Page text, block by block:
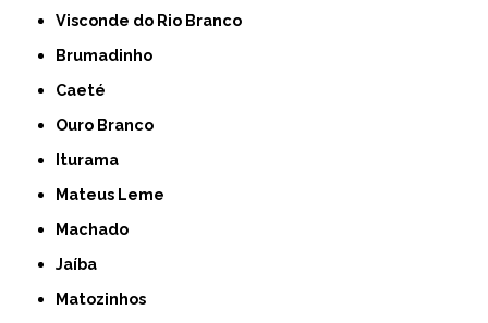
Visconde do Rio Branco
Brumadinho
Caeté
Ouro Branco
Iturama
Mateus Leme
Machado
Jaíba
Matozinhos